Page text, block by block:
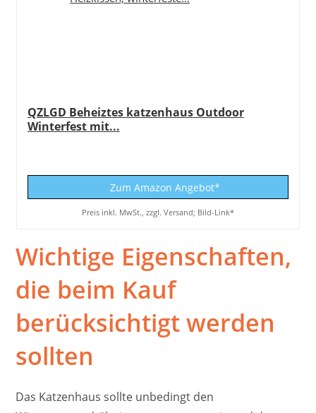
QZLGD Beheiztes katzenhaus Outdoor
Winterfest mit...
Zum Amazon Angebot*
Preis inkl. MwSt., zzgl. Versand; Bild-Link*
Wichtige Eigenschaften,
die beim Kauf
berücksichtigt werden
sollten
Das Katzenhaus sollte unbedingt den